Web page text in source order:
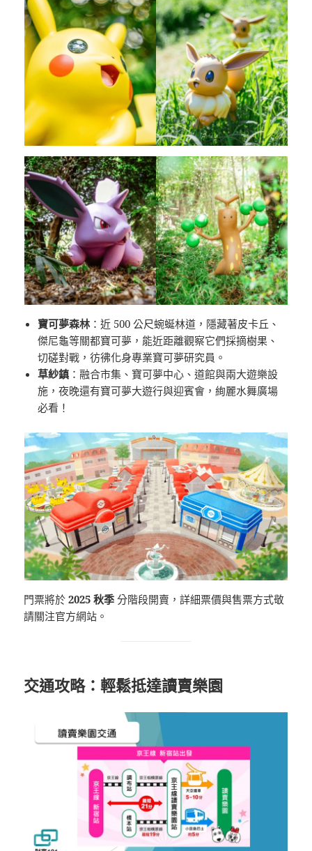
寶可夢森林 ：近 500 公尺蜿蜒林道，隱藏著皮卡丘、
傑尼龜等關都寶可夢，能近距離觀察它們採摘樹果、
切磋對戰，彷彿化身專業寶可夢研究員。
草紗鎮 ：融合市集、寶可夢中心、道館與兩大遊樂設
施，夜晚還有寶可夢大遊行與迎賓會，絢麗水舞廣場
必看！
門票將於2025 秋季 分階段開賣，詳細票價與售票方式敬
請關注官方網站。
交通攻略：輕鬆抵達讀賣樂園